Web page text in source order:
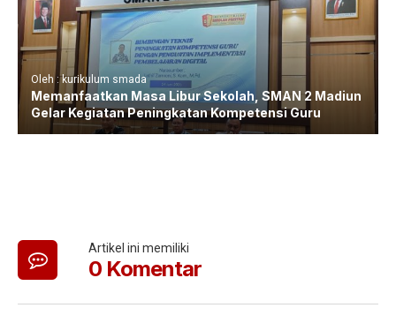
Oleh : kurikulum smada
Memanfaatkan Masa Libur Sekolah, SMAN 2 Madiun
Gelar Kegiatan Peningkatan Kompetensi Guru
Artikel ini memiliki
0 Komentar